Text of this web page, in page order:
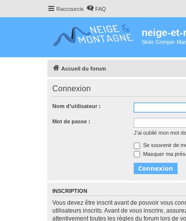
Raccourcis FAQ
neige-
Skier Grimper
Accueil du forum
Connexion
Nom d’utilisateur :
Mot de passe :
J’ai oublié mon mot
Se souvenir de
Masquer ma
INSCRIPTION
Vous devez être inscrit avant de pouvoir vous
utilisateurs inscrits. Avant de vous inscrire,
attentivement toutes les règles du forum lors de